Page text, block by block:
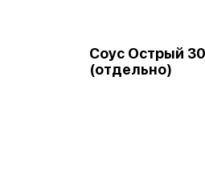
Соус Острый 30
(отдельно)